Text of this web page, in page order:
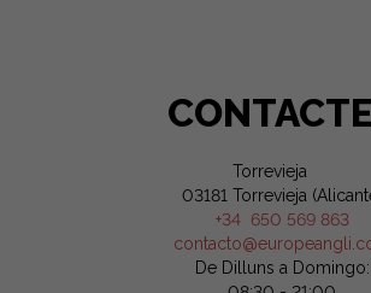
CONTACTE
Torrevieja
03181 Torrevieja
+34 650 569 863
De Dilluns a Domingo: